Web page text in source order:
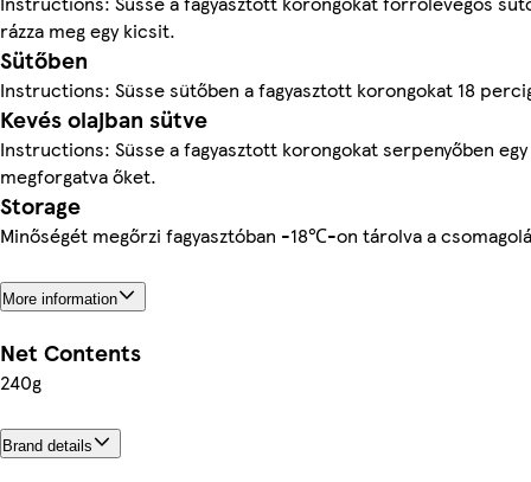
rázza meg egy kicsit.
Sütőben
Instructions: Süsse sütőben a fagyasztott korongokat 18
Kevés olajban sütve
Instructions: Süsse a fagyasztott korongokat serpenyőben
megforgatva őket.
Storage
Minőségét megőrzi fagyasztóban -18℃-on tárolva a
More information
Net Contents
240g
Brand details